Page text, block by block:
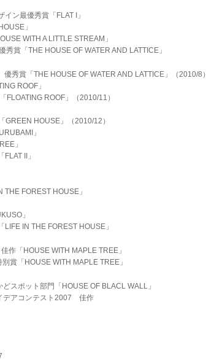
ン最優秀賞「FLAT I」
」
WITH A LITTLE STREAM」
賞「THE HOUSE OF WATER AND LATTICE」
秀賞「THE HOUSE OF WATER AND LATTICE」（2010/8）
ROOF」
ROOF」（2010/11）
GREEN HOUSE」（2010/12）
」
」
II」
FOREST HOUSE」
」
IN THE FOREST HOUSE」
「HOUSE WITH MAPLE TREE」
「HOUSE WITH MAPLE TREE」
スポット部門「HOUSE OF BLACL WALL」
デアコンテスト2007 佳作